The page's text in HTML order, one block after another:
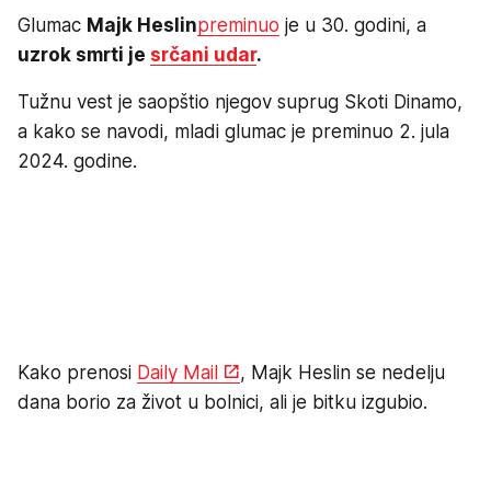
Glumac Majk Heslinpreminuo je u 30. godini, a
uzrok smrti je srčani udar.
Tužnu vest je saopštio njegov suprug Skoti Dinamo,
a kako se navodi, mladi glumac je preminuo 2. jula
2024. godine.
Kako prenosi Daily Mail
, Majk Heslin se nedelju
dana borio za život u bolnici, ali je bitku izgubio.